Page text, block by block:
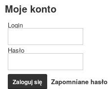
Moje konto
Login
Hasło
Zapomniane hasło